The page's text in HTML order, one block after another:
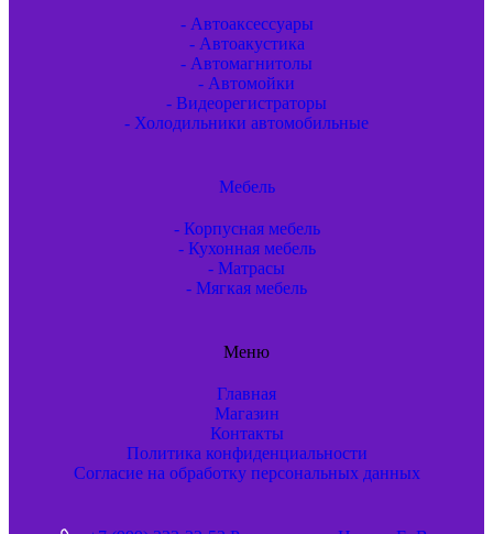
- Автоаксессуары
- Автоакустика
- Автомагнитолы
- Автомойки
- Видеорегистраторы
- Холодильники автомобильные
Мебель
- Корпусная мебель
- Кухонная мебель
- Матрасы
- Мягкая мебель
Меню
Главная
Магазин
Контакты
Политика конфиденциальности
Согласие на обработку персональных данных